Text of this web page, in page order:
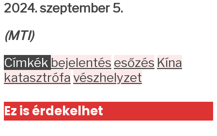
2024. szeptember 5.
(MTI)
Címkék bejelentés esőzés Kína
katasztrófavészhelyzet
Ez is érdekelhet